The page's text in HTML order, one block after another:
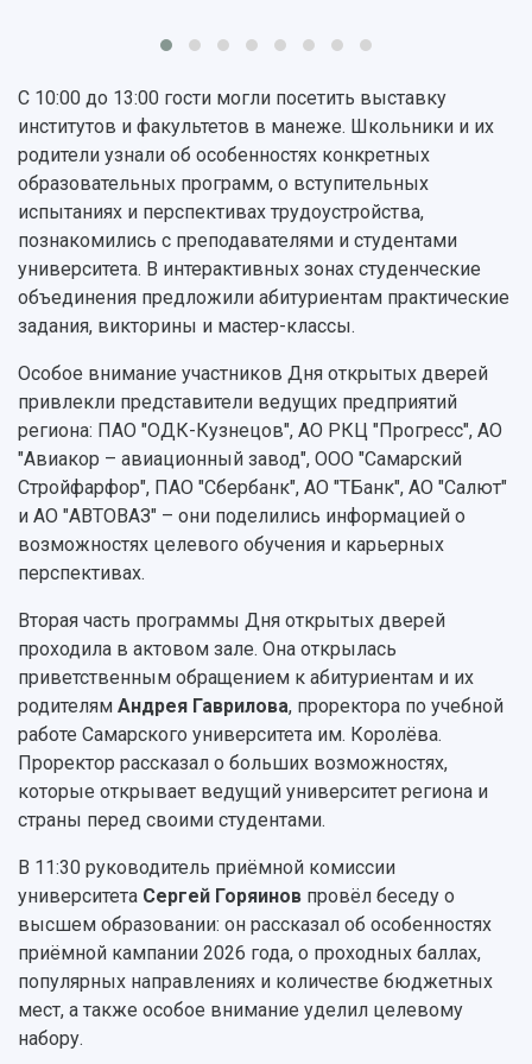
Музеи
Учебный аэродром
Центр истории авиационных двигателей
Ботанический сад
Умный дом бабочек
Международный межвузовский кампус
Сведения об образовательной организации
Официальные документы
Отчеты о проведенных конференциях
С 10:00 до 13:00 гости могли посетить выставку
институтов и факультетов в манеже. Школьники и их
родители узнали об особенностях конкретных
образовательных программ, о вступительных
испытаниях и перспективах трудоустройства,
познакомились с преподавателями и студентами
университета. В интерактивных зонах студенческие
объединения предложили абитуриентам практические
задания, викторины и мастер-классы.
Особое внимание участников Дня открытых дверей
привлекли представители ведущих предприятий
региона: ПАО "ОДК-Кузнецов", АО РКЦ "Прогресс", АО
"Авиакор – авиационный завод", ООО "Самарский
Стройфарфор", ПАО "Сбербанк", АО "ТБанк", АО "Салют"
и АО "АВТОВАЗ" – они поделились информацией о
возможностях целевого обучения и карьерных
перспективах.
Вторая часть программы Дня открытых дверей
проходила в актовом зале. Она открылась
приветственным обращением к абитуриентам и их
родителям Андрея Гаврилова, проректора по учебной
работе Самарского университета им. Королёва.
Проректор рассказал о больших возможностях,
которые открывает ведущий университет региона и
страны перед своими студентами.
В 11:30 руководитель приёмной комиссии
университета Сергей Горяинов провёл беседу о
высшем образовании: он рассказал об особенностях
приёмной кампании 2026 года, о проходных баллах,
популярных направлениях и количестве бюджетных
мест, а также особое внимание уделил целевому
набору.